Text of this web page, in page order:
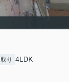
り 4LDK